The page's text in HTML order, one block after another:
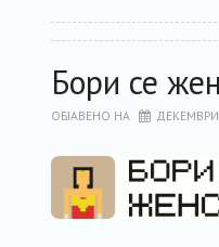
Бори се
ОБЈАВЕНО НА ДЕКЕМВРИ